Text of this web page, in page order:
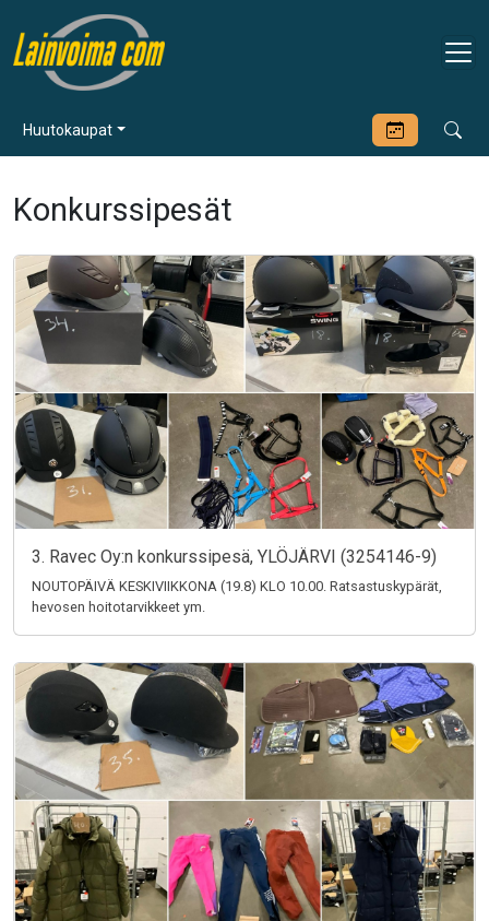
Huutokaupat
Konkurssipesät
3. Ravec Oy:n konkurssipesä, YLÖJÄRVI (3254146-9)
NOUTOPÄIVÄ KESKIVIIKKONA (19.8) KLO 10.00. Ratsastuskypärät,
hevosen hoitotarvikkeet ym.